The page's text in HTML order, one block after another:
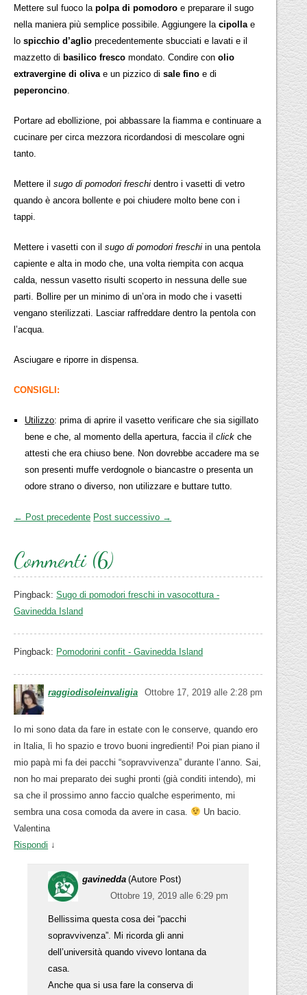
Mettere sul fuoco lapolpa di pomodoro e preparare il sugo
nella maniera più semplice possibile. Aggiungere lacipolla e
lospicchio d’aglioprecedentemente sbucciati e lavati e il
mazzetto di basilico fresco mondato. Condire conolio
extravergine di oliva e un pizzico disale fino e di
peperoncino
Portare ad ebollizione, poi abbassare la fiamma e continuare a
cucinare per circa mezzora ricordandosi di mescolare ogni
tanto.
Mettere ilsugo di pomodori freschidentro i vasetti di vetro
quando è ancora bollente e poi chiudere molto bene con i
tappi.
Mettere i vasetti con ilsugo di pomodori freschiin una pentola
capiente e alta in modo che, una volta riempita con acqua
calda, nessun vasetto risulti scoperto in nessuna delle sue
parti. Bollire per un minimo di un’ora in modo che i vasetti
vengano sterilizzati. Lasciar raffreddare dentro la pentola con
l’acqua.
Asciugare e riporre in dispensa.
CONSIGLI:
Utilizzo: prima di aprire il vasetto verificare che sia sigillato
bene e che, al momento della apertura, faccia ilclickche
attesti che era chiuso bene. Non dovrebbe accadere ma se
son presenti muffe verdognole o biancastre o presenta un
odore strano o diverso, non utilizzare e buttare tutto.
← Post precedente Post successivo →
Commenti (6)
Pingback:Sugo di pomodori freschi in vasocottura -
Gavinedda Island
Pingback: Pomodorini confit - Gavinedda Island
raggiodisoleinvaligia Ottobre 17, 2019 alle 2:28 pm
Io mi sono data da fare in estate con le conserve, quando ero
in Italia, lì ho spazio e trovo buoni ingredienti! Poi pian piano il
mio papà mi fa dei pacchi “sopravvivenza” durante l’anno. Sai,
non ho mai preparato dei sughi pronti (già conditi intendo), mi
sa che il prossimo anno faccio qualche esperimento, mi
sembra una cosa comoda da avere in casa.
Un bacio.
Valentina
Rispondi ↓
gavinedda (Autore Post)
Ottobre 19, 2019 alle 6:29 pm
Bellissima questa cosa dei “pacchi
sopravvivenza”. Mi ricorda gli anni
dell’università quando vivevo lontana da
casa.
Anche qua si usa fare la conserva di